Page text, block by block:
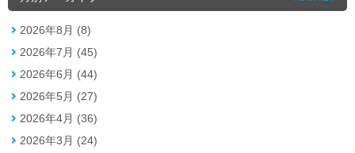
2026年8月 (8)
2026年7月 (45)
2026年6月 (44)
2026年5月 (27)
2026年4月 (36)
2026年3月 (24)